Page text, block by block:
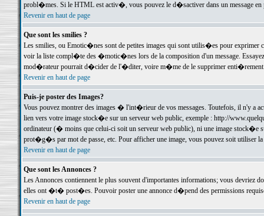
probl�mes. Si le HTML est activ�, vous pouvez le d�sactiver dans un message en
Revenir en haut de page
Que sont les smilies ?
Les smilies, ou Emotic�nes sont de petites images qui sont utilis�es pour exprimer
voir la liste compl�te des �motic�nes lors de la composition d'un message.
mod�rateur pourrait d�cider de l'�diter, voire m�me de le supprimer
Revenir en haut de page
Puis-je poster des Images?
Vous pouvez montrer des images � l'int�rieur de vos messages. Toutefois, il n'y a
lien vers votre image stock�e sur un serveur web public, exemple : http://
ordinateur (� moins que celui-ci soit un serveur web public), ni une image stock�e
prot�g�s par mot de passe, etc. Pour afficher une image, vous pouvez soit
Revenir en haut de page
Que sont les Annonces ?
Les Annonces contiennent le plus souvent d'importantes informations; vous devriez
elles ont �t� post�es. Pouvoir poster une annonce d�pend des permissions
Revenir en haut de page